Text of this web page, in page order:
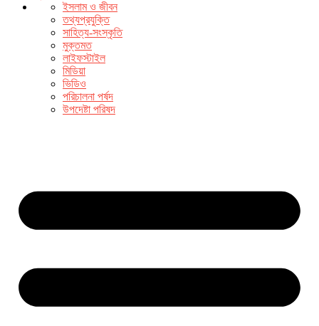
ইসলাম ও জীবন
তথ্যপ্রযুক্তি
সাহিত্য-সংস্কৃতি
মুক্তমত
লাইফস্টাইল
মিডিয়া
ভিডিও
পরিচালনা পর্ষদ
উপদেষ্টা পরিষদ